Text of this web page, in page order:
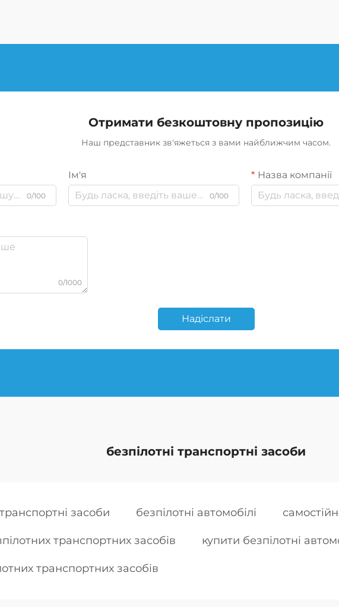
Отримати безкоштовну пропозицію
Наш представник зв'яжеться з вами найближчим часом.
0/100
Ім'я
0/100
Назва компанії
0/1000
Надіслати
безпілотні транспортні засоби
засоби безпілотні автомобілі
транспортних засобів купити безпілотні
транспортних засобів